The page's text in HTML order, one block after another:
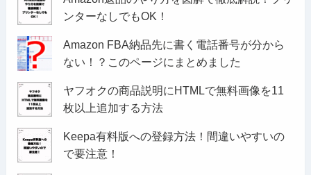
ンターなしでもOK！
Amazon FBA納品先に書く電話番号が分から
ない！？このページにまとめました
ヤフオクの商品説明にHTMLで無料画像を11
枚以上追加する方法
Keepa有料版への登録方法！間違いやすいの
で要注意！